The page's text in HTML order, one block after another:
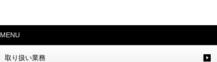
MENU
取り扱い業務